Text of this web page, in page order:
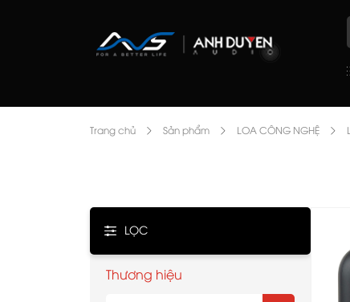
Trang chủ Sản phẩm LOA CÔNG NGHỆ
LỌC
Thương hiệu